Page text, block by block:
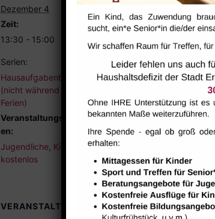
Dezember 4
Zeit:
13:30 - 15:00
Serien:
Hausaufgabenbetreuung
(nicht während der
Ferien)
Veranstaltungskategori
en:
Jugendliche Kinder
kostenlos
VERANSTALTUNGSORTE